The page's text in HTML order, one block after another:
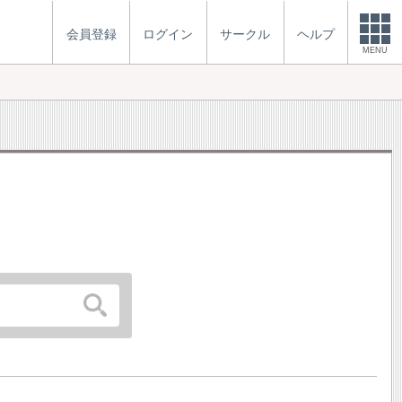
会員登録 ログイン サークル ヘルプ
MENU